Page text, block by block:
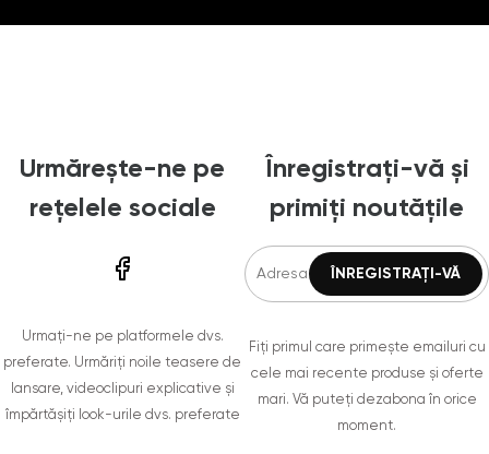
Urmărește-ne pe
rețelele sociale
Urmați-ne pe platformele dvs.
preferate. Urmăriți noile teasere de
lansare, videoclipuri explicative și
împărtășiți look-urile dvs. preferate
Înregistrați-vă și
primiți noutățile
Fiți primul care primește emailuri cu
cele mai recente produse și oferte
mari. Vă puteți dezabona în orice
moment.